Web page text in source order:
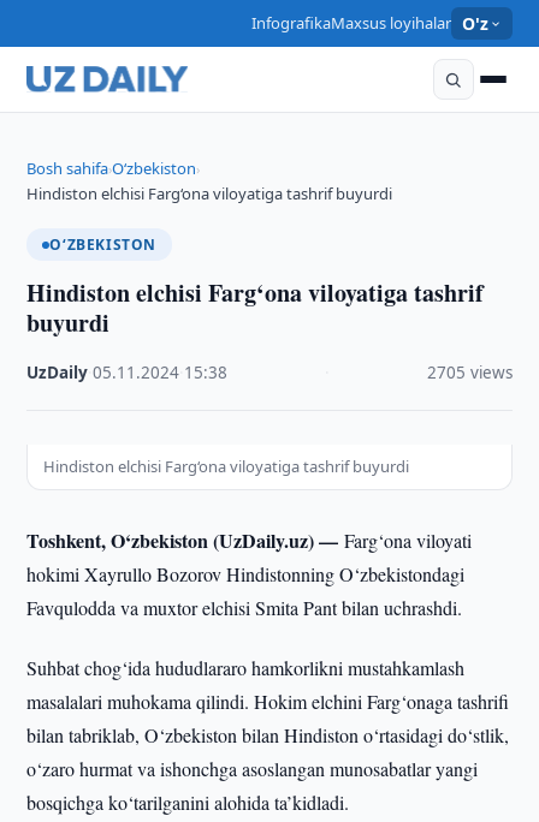
InfografikaMaxsus loyihalar O'z
Bosh sahifa›O‘zbekiston›
Hindiston elchisi Farg‘ona viloyatiga tashrif buyurdi
O‘ZBEKISTON
Hindiston elchisi Farg‘ona viloyatiga tashrif
buyurdi
UzDaily ·05.11.2024 15:38 2705 views
Hindiston elchisi Farg‘ona viloyatiga tashrif buyurdi
Toshkent, O‘zbekiston (UzDaily.uz) —Farg‘ona viloyati
hokimi Xayrullo Bozorov Hindistonning O‘zbekistondagi
Favqulodda va muxtor elchisi Smita Pant bilan uchrashdi.
Suhbat chog‘ida hududlararo hamkorlikni mustahkamlash
masalalari muhokama qilindi. Hokim elchini Farg‘onaga tashrifi
bilan tabriklab, O‘zbekiston bilan Hindiston o‘rtasidagi do‘stlik,
o‘zaro hurmat va ishonchga asoslangan munosabatlar yangi
bosqichga ko‘tarilganini alohida ta’kidladi.